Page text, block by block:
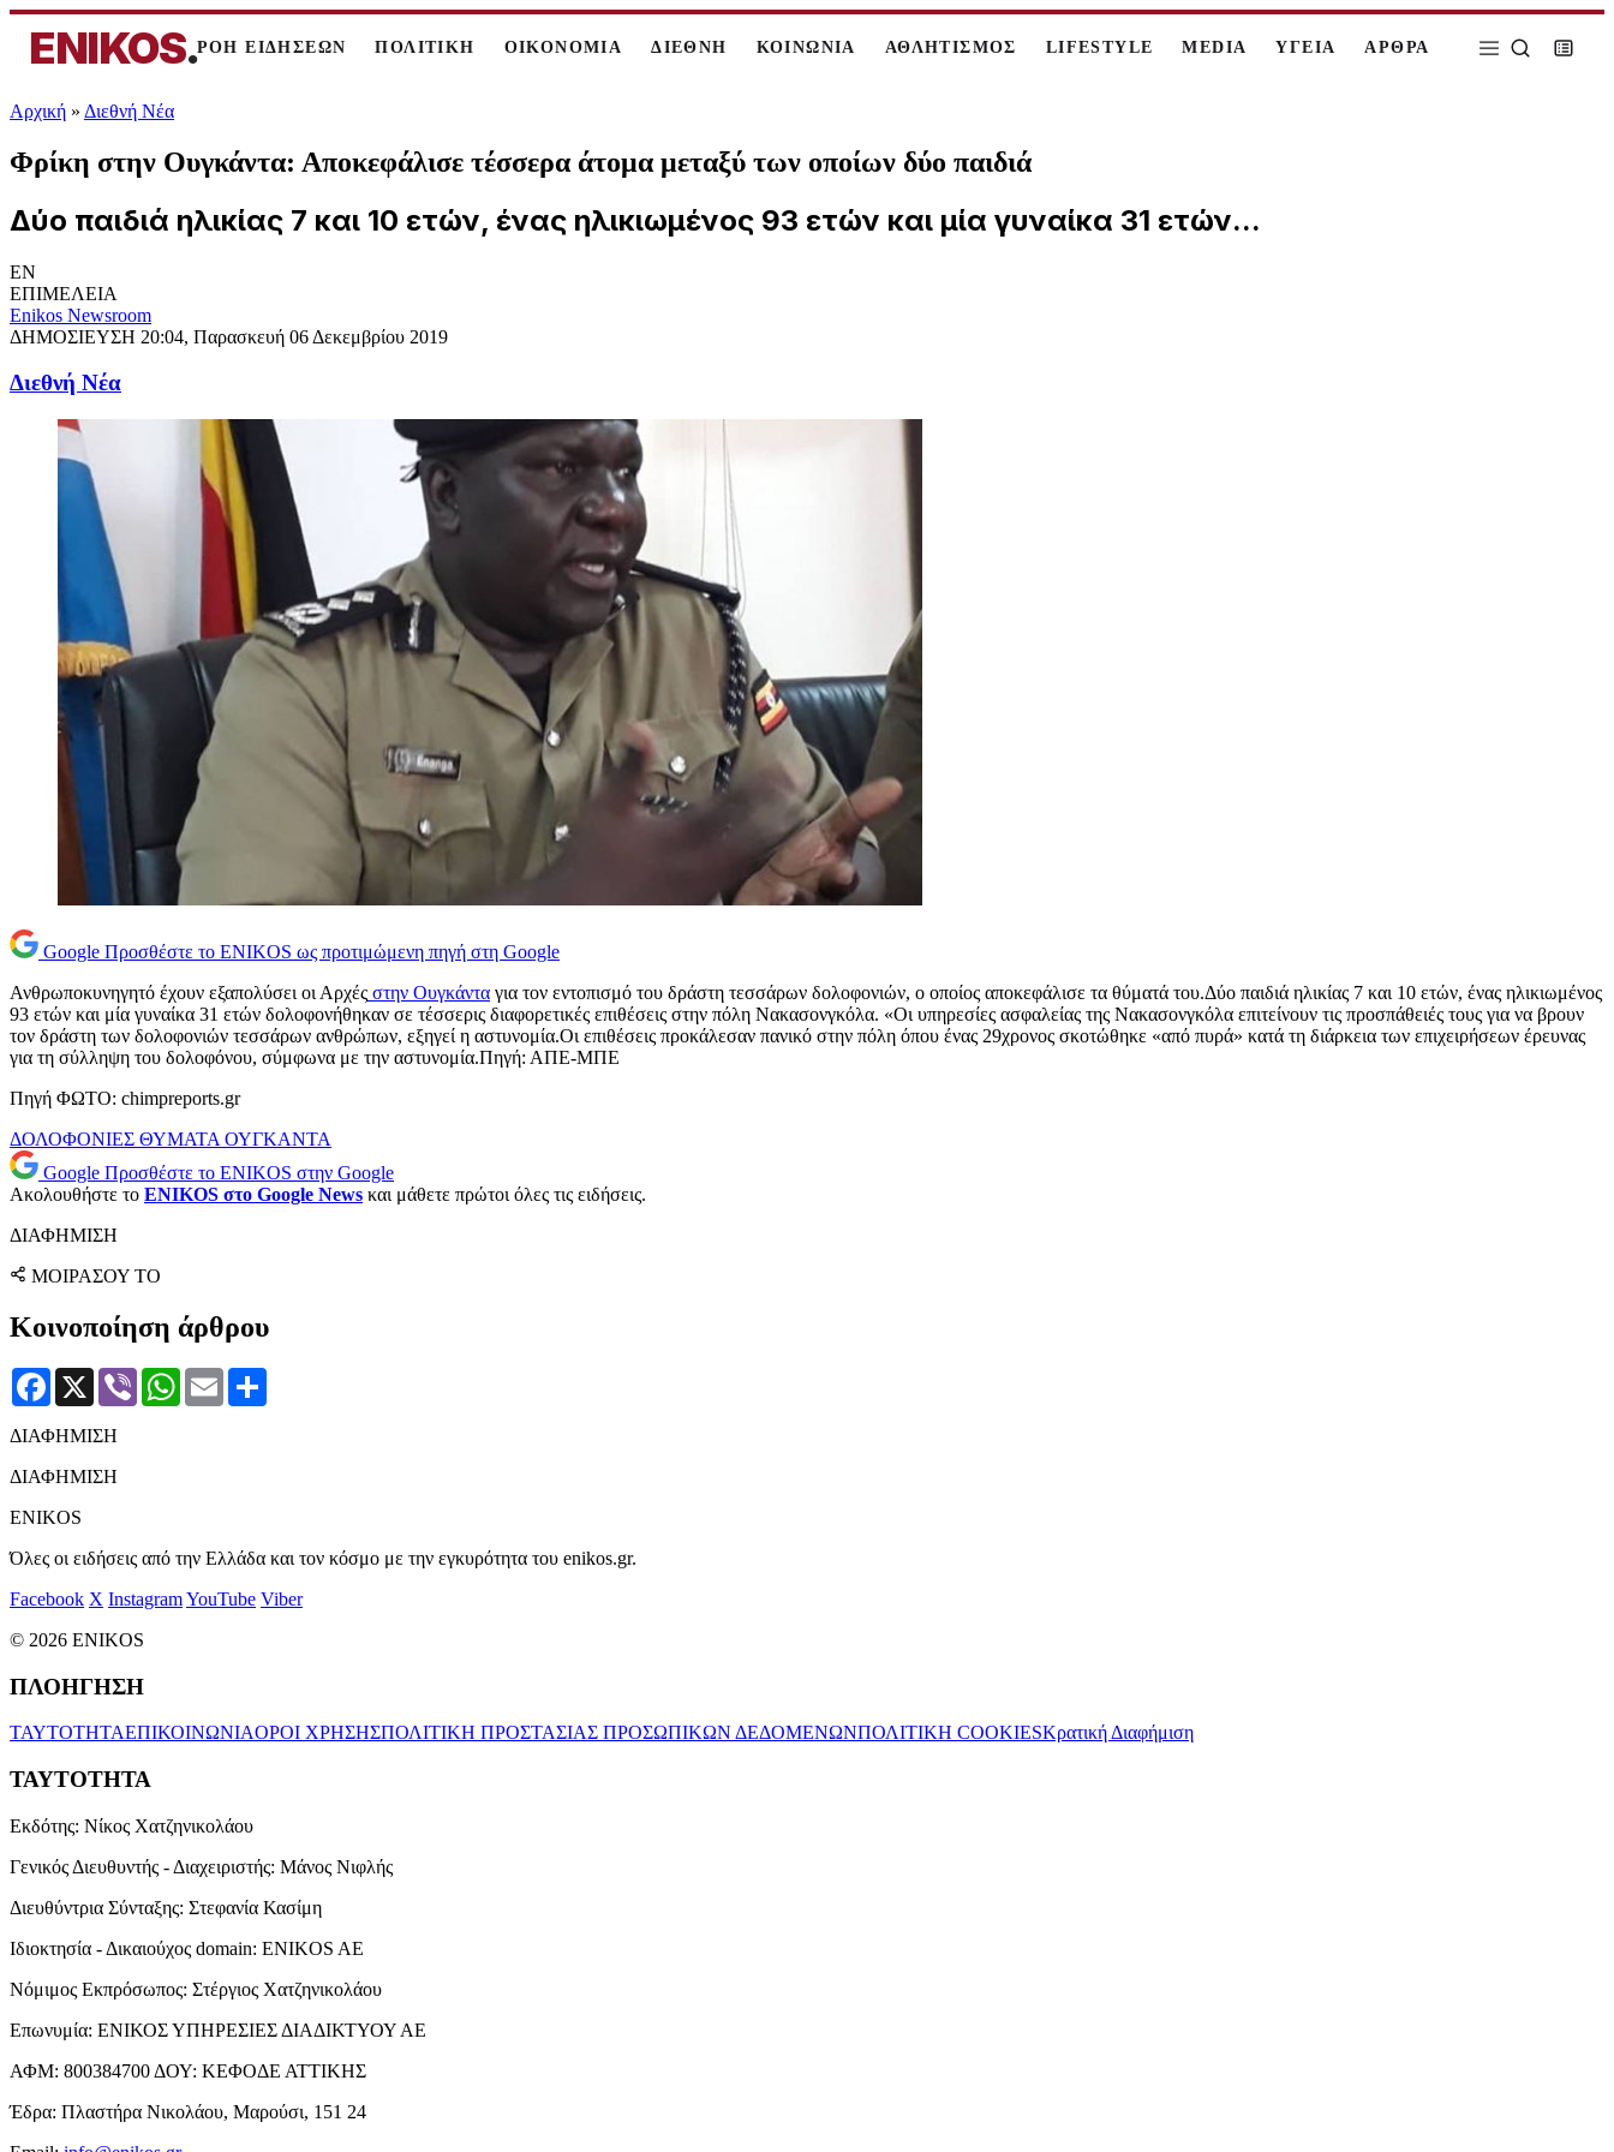
ENIKOS.ΡΟΗ ΕΙΔΗΣΕΩΝ ΠΟΛΙΤΙΚΗ ΟΙΚΟΝΟΜΙΑ ΔΙΕΘΝΗ ΚΟΙΝΩΝΙΑ ΑΘΛΗΤΙΣΜΟΣ LIFESTYLE MEDIA ΥΓΕΙΑ ΑΡΘΡΑ
Αρχική » Διεθνή Νέα
Φρίκη στην Ουγκάντα: Αποκεφάλισε τέσσερα άτομα μεταξύ των οποίων δύο παιδιά
Δύο παιδιά ηλικίας 7 και 10 ετών, ένας ηλικιωμένος 93 ετών και μία γυναίκα 31 ετών...
EN
ΕΠΙΜΕΛΕΙΑ
Enikos Newsroom
ΔΗΜΟΣΙΕΥΣΗ 20:04, Παρασκευή 06 Δεκεμβρίου 2019
Διεθνή Νέα
Google Προσθέστε το ENIKOS ως προτιμώμενη πηγή στη Google
Ανθρωποκυνηγητό έχουν εξαπολύσει οι Αρχές στην Ουγκάντα για τον εντοπισμό του δράστη τεσσάρων δολοφονιών, ο οποίος αποκεφάλισε τα θύματά του.Δύο παιδιά ηλικίας 7 και 10 ετών, ένας ηλικιωμένος
93 ετών και μία γυναίκα 31 ετών δολοφονήθηκαν σε τέσσερις διαφορετικές επιθέσεις στην πόλη Νακασονγκόλα. «Οι υπηρεσίες ασφαλείας της Νακασονγκόλα επιτείνουν τις προσπάθειές τους για να βρουν
τον δράστη των δολοφονιών τεσσάρων ανθρώπων, εξηγεί η αστυνομία.Οι επιθέσεις προκάλεσαν πανικό στην πόλη όπου ένας 29χρονος σκοτώθηκε «από πυρά» κατά τη διάρκεια των επιχειρήσεων έρευνας
για τη σύλληψη του δολοφόνου, σύμφωνα με την αστυνομία.Πηγή: ΑΠΕ-ΜΠΕ
Πηγή ΦΩΤΟ: chimpreports.gr
ΔΟΛΟΦΟΝΙΕΣ ΘΥΜΑΤΑ ΟΥΓΚΑΝΤΑ
Google Προσθέστε το ENIKOS στην Google
Ακολουθήστε το ENIKOS στο Google News και μάθετε πρώτοι όλες τις ειδήσεις.
ΔΙΑΦΗΜΙΣΗ
ΜΟΙΡΑΣΟΥ ΤΟ
Κοινοποίηση άρθρου
Facebook
X Viber WhatsApp
Email
ΔΙΑΦΗΜΙΣΗ
ΔΙΑΦΗΜΙΣΗ
ENIKOS
Όλες οι ειδήσεις από την Ελλάδα και τον κόσμο με την εγκυρότητα του enikos.gr.
Facebook X InstagramYouTube Viber
© 2026 ENIKOS
ΠΛΟΗΓΗΣΗ
ΤΑΥΤΟΤΗΤΑΕΠΙΚΟΙΝΩΝΙΑΟΡΟΙ ΧΡΗΣΗΣΠΟΛΙΤΙΚΗ ΠΡΟΣΤΑΣΙΑΣ ΠΡΟΣΩΠΙΚΩΝ ΔΕΔΟΜΕΝΩΝΠΟΛΙΤΙΚΗ COOKIESΚρατική Διαφήμιση
ΤΑΥΤΟΤΗΤΑ
Εκδότης: Νίκος Χατζηνικολάου
Γενικός Διευθυντής - Διαχειριστής: Μάνος Νιφλής
Διευθύντρια Σύνταξης: Στεφανία Κασίμη
Ιδιοκτησία - Δικαιούχος domain: ENIKOS AE
Νόμιμος Εκπρόσωπος: Στέργιος Χατζηνικολάου
Επωνυμία: ΕΝΙΚΟΣ ΥΠΗΡΕΣΙΕΣ ΔΙΑΔΙΚΤΥΟΥ ΑΕ
ΑΦΜ: 800384700 ΔΟΥ: ΚΕΦΟΔΕ ΑΤΤΙΚΗΣ
Έδρα: Πλαστήρα Νικολάου, Μαρούσι, 151 24